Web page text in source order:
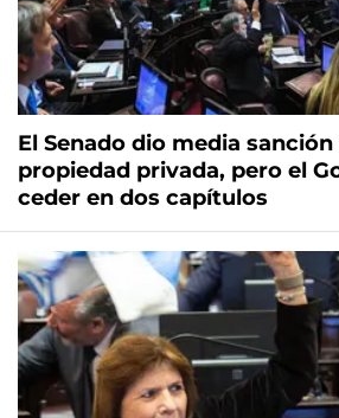
El Senado dio media sanción
propiedad privada, pero el
ceder en dos capítulos